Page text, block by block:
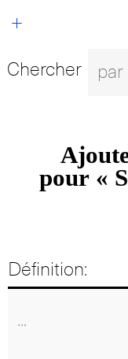
+
Chercher
pour «
Définition: